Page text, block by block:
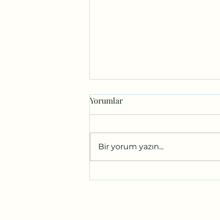
URDHVA DHANURASANA –
Yorumlar
Bir yorum yazın...